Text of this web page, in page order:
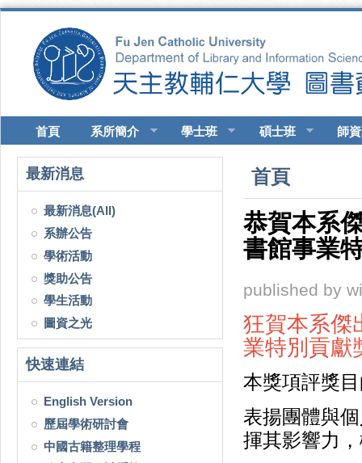
首頁 系所簡介 學士班 碩士班 師
最新消息
最新消息(All)
系辦公告
學術活動
獎助公告
學生活動
圖資之光
快速連結
English Version
歷屆學術研討會
中國古籍整理學程
您在這裡
首頁
恭賀本系
書館事業
published by
狂賀本系傑
業特別貢獻
本獎項評獎
表揚團體與
揮其影響力